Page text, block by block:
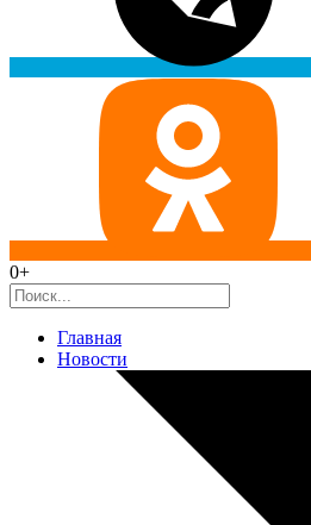
0+
Главная
Новости